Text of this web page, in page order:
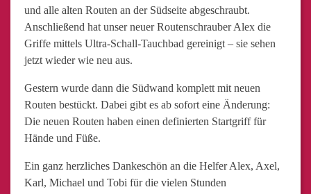
und alle alten Routen an der Südseite abgeschraubt.
Anschließend hat unser neuer Routenschrauber Alex die
Griffe mittels Ultra-Schall-Tauchbad gereinigt – sie sehen
jetzt wieder wie neu aus.
Gestern wurde dann die Südwand komplett mit neuen
Routen bestückt. Dabei gibt es ab sofort eine Änderung:
Die neuen Routen haben einen definierten Startgriff für
Hände und Füße.
Ein ganz herzliches Dankeschön an die Helfer Alex, Axel,
Karl, Michael und Tobi für die vielen Stunden